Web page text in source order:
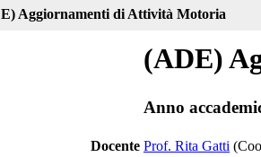
Aggiornamenti di Attività Motoria
(ADE)
Anno
Docente Prof. Rita Gatti